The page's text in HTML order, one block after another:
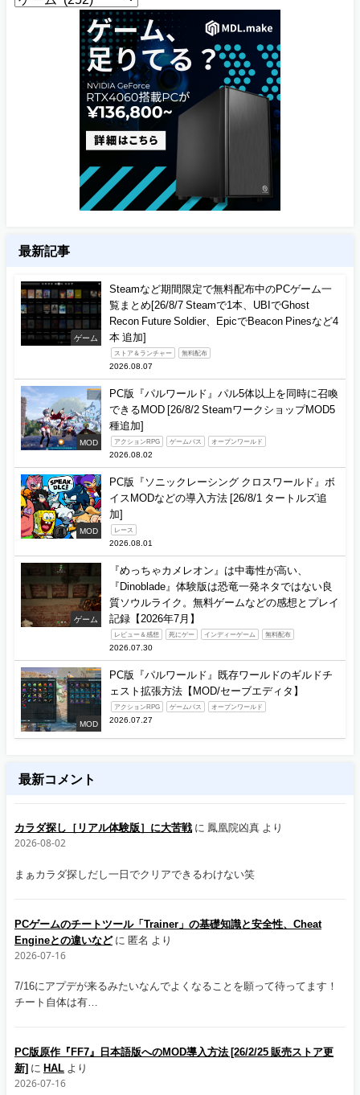
最新記事
ゲーム
Steamなど期間限定で無料配布中のPCゲーム一
覧まとめ[26/8/7 Steamで1本、UBIでGhost
Recon Future Soldier、EpicでBeacon Pinesなど4
本 追加]
ストア＆ランチャー 無料配布
2026.08.07
MOD
PC版『パルワールド』パル5体以上を同時に召喚
できるMOD [26/8/2 SteamワークショップMOD5
種追加]
アクションRPG ゲームパス オープンワールド
2026.08.02
MOD
PC版『ソニックレーシング クロスワールド』ボ
イスMODなどの導入方法 [26/8/1 タートルズ追
加]
レース
2026.08.01
ゲーム
『めっちゃカメレオン』は中毒性が高い、
『Dinoblade』体験版は恐竜一発ネタではない良
質ソウルライク。無料ゲームなどの感想とプレイ
記録【2026年7月】
レビュー＆感想 死にゲー インディーゲーム 無料配布
2026.07.30
MOD
PC版『パルワールド』既存ワールドのギルドチ
ェスト拡張方法【MOD/セーブエディタ】
アクションRPG ゲームパス オープンワールド
2026.07.27
最新コメント
カラダ探し［リアル体験版］に大苦戦 に 鳳凰院凶真 より
2026-08-02
まぁカラダ探しだし一日でクリアできるわけない笑
PCゲームのチートツール「Trainer」の基礎知識と安全性、Cheat
Engineとの違いなどに 匿名 より
2026-07-16
7/16にアプデが来るみたいなんでよくなることを願って待ってます！
チート自体は有…
PC版原作『FF7』日本語版へのMOD導入方法 [26/2/25 販売ストア更
新] に HAL より
2026-07-16